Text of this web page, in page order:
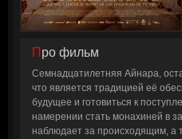
Про фильм
Семнадцатилетняя Айнара,
что является традицией её
будущее и готовиться к
намерении стать монахиней в
наблюдает за происходящим, а